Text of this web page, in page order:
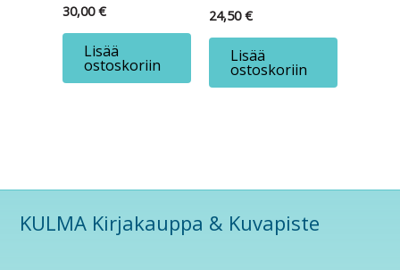
30,00€
Lisää
ostoskoriin
24,50€
Lisää
ostoskoriin
KULMA Kirjakauppa & Kuvapiste